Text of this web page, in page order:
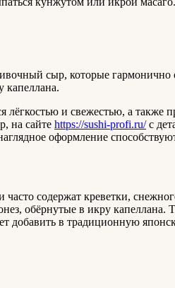
сыр, которые гармонично
капеллана.
и свежестью, а также
на сайте https://sushi-profi.ru/с
оформление
содержат креветки,
обёрнутые в икру капеллана.
добавить в традиционную